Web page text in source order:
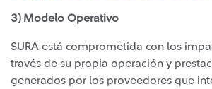
3) Modelo Operativo
SURA está comprometida con los
través de su propia operación y
generados por los proveedores que